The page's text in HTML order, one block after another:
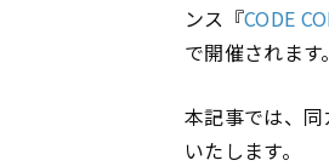
ンス『CODE
で開催されます。
本記事では、
いたします。